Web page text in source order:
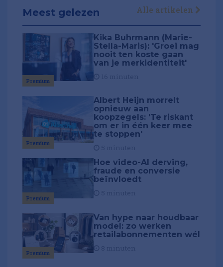
Meest gelezen Alle artikelen
Premium
Kika Buhrmann (Marie-
Stella-Maris): 'Groei mag
nooit ten koste gaan
van je merkidentiteit'
Premium
Albert Heijn morrelt
opnieuw aan
koopzegels: 'Te riskant
om er in één keer mee
te stoppen'
Premium
Hoe video-AI derving,
fraude en conversie
beïnvloedt
Premium
Van hype naar houdbaar
model: zo werken
retailabonnementen wél